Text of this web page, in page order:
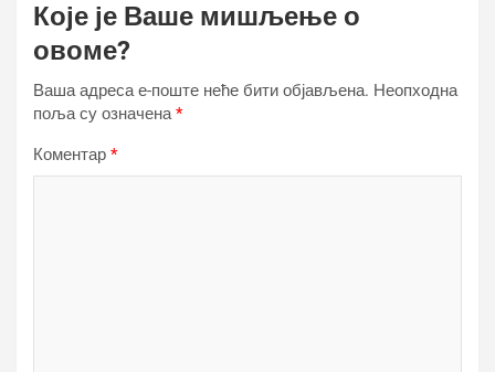
Које је Ваше мишљење о
овоме?
Ваша адреса е-поште неће бити објављена. Неопходна
поља су означена*
Коментар *